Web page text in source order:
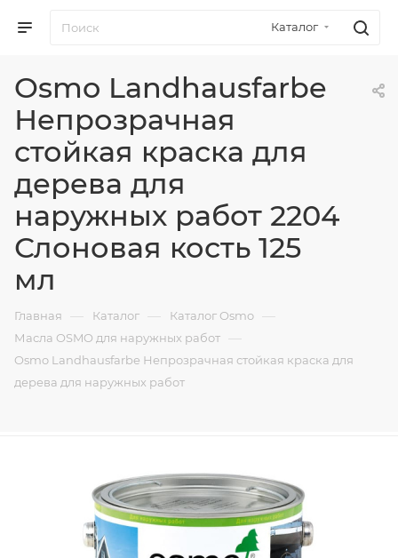
Каталог
Osmo Landhausfarbe
Непрозрачная
стойкая краска для
дерева для
наружных работ 2204
Слоновая кость 125
мл
Главная — Каталог — Каталог Osmo —
Масла OSMO для наружных работ —
Osmo Landhausfarbe Непрозрачная стойкая краска для
дерева для наружных работ